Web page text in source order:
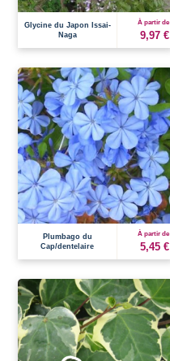
Glycine du Japon Issai-
Naga
À partir de
9,97 €
Plumbago du
Cap/dentelaire
À partir de
5,45 €